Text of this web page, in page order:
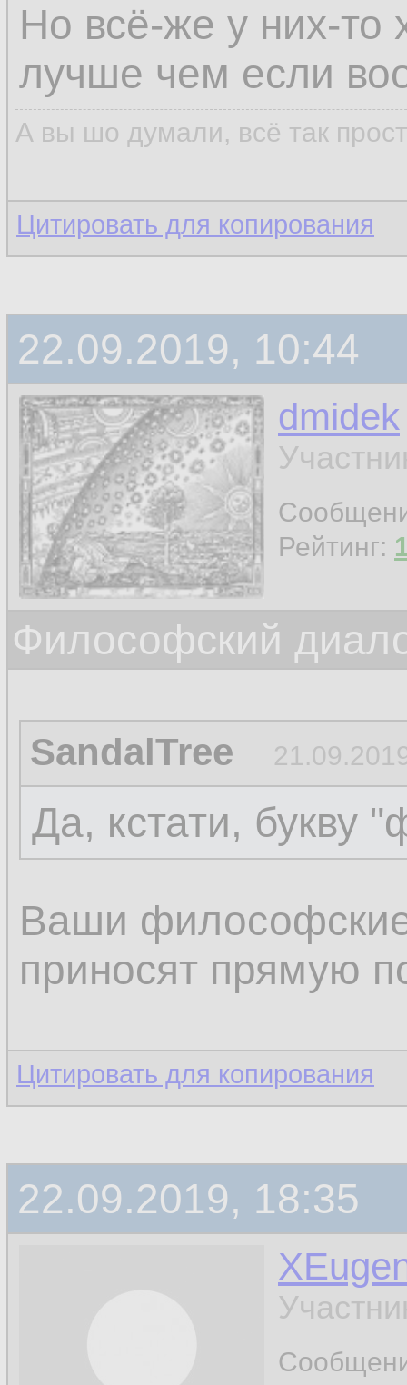
Но всё-же у них-то
лучше чем если
А вы шо думали, всё так
Цитировать для копирования
22.09.2019, 10:44
dmidek
Рейтинг:
Философский
SandalTree
Да, кстати, букву
Ваши
приносят прямую
Цитировать для копирования
22.09.2019, 18:35